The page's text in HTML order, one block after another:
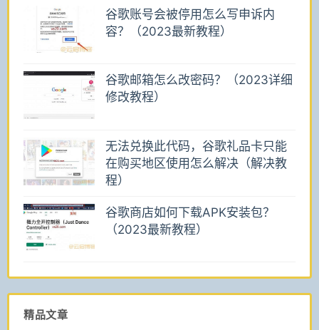
谷歌账号会被停用怎么写申诉内
容？（2023最新教程）
谷歌邮箱怎么改密码？（2023详细
修改教程）
无法兑换此代码，谷歌礼品卡只能
在购买地区使用怎么解决（解决教
程）
谷歌商店如何下载APK安装包？
（2023最新教程）
精品文章